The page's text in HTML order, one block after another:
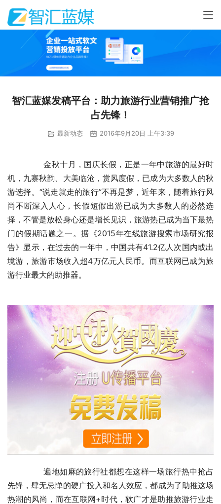
智汇蓝媒发稿平台：助力旅游行业营销推广抢
占先锋！
最新动态 2016年9月20日 上午3:39
机，九寨秋韵、大美临沧，赏风度假，已成为大多数人的秋
游选择。“说走就走的旅行”不再是梦，近年来，随着旅行风
尚不断深入人心，长假短假出游已成为大多数人的必然选
择，不管是放松身心还是增长见识，旅游热已成为当下最热
门的假期话题之一。据《2015年在线旅游搜索市场研究报
告》显示，在过去的一年中，中国共有41.2亿人次国内或出
境游，旅游市场收入超4万亿元人民币。而互联网已成为旅
游行业最大的助推器。
先锋，肆无忌惮的硬广投入和名人效应，都成为了助推这场
热潮的风尚，而在互联网+时代，软广才是助推旅游行业走